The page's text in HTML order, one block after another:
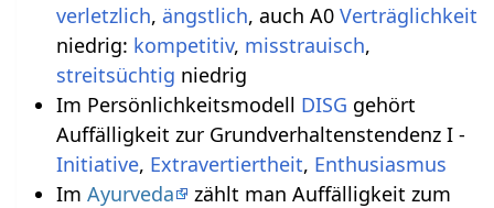
verletzlich, ängstlich, auch A0 Verträglichkeit
niedrig: kompetitiv, misstrauisch,
streitsüchtig niedrig
Im Persönlichkeitsmodell DISG gehört
Auffälligkeit zur Grundverhaltenstendenz I -
Initiative, Extravertiertheit, Enthusiasmus
Im Ayurveda
zählt man Auffälligkeit zum